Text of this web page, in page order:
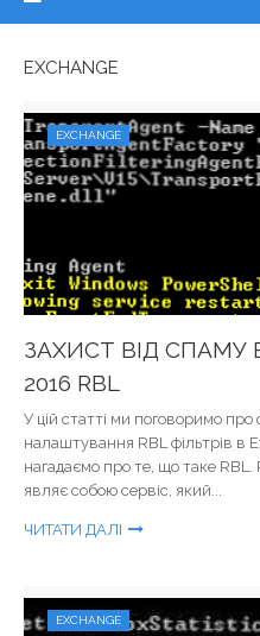
EXCHANGE
EXCHANGE
ЗАХИСТ ВІД СПАМУ В
2016 RBL
У цій статті ми поговоримо про
налаштування RBL фільтрів в
нагадаємо про те, що таке
являє собою сервіс, який...
ЧИТАТИ ДАЛІ
EXCHANGE